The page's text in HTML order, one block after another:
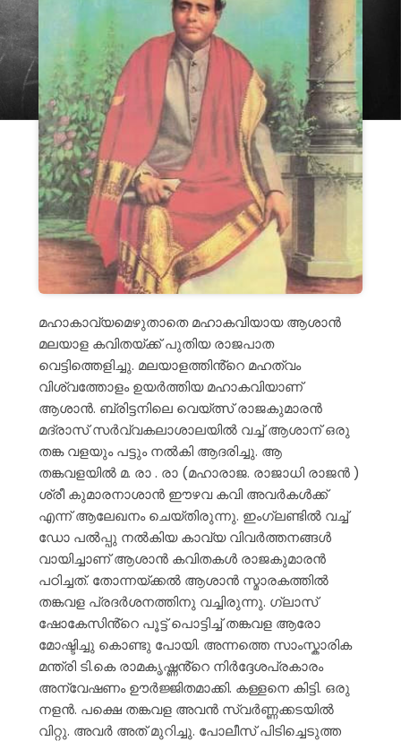
മഹാകാവ്യമെഴുതാതെ മഹാകവിയായ ആശാൻ
മലയാള കവിതയ്ക്ക് പുതിയ രാജപാത
വെട്ടിത്തെളിച്ചു. മലയാളത്തിൻ്റെ മഹത്വം
വിശ്വത്തോളം ഉയർത്തിയ മഹാകവിയാണ്
ആശാന്‍. ബ്രിട്ടനിലെ വെയ്ത്സ് രാജകുമാരൻ
മദ്രാസ് സർവ്വകലാശാലയിൽ വച്ച് ആശാന് ഒരു
തങ്ക വളയും പട്ടും നൽകി ആദരിച്ചു. ആ
തങ്കവളയിൽ മ. രാ . രാ (മഹാരാജ. രാജാധി രാജൻ )
ശ്രീ കുമാരനാശാൻ ഈഴവ കവി അവർകൾക്ക്
എന്ന് ആലേഖനം ചെയ്തിരുന്നു. ഇംഗ്ലണ്ടിൽ വച്ച്
ഡോ പൽപ്പു നൽകിയ കാവ്യ വിവർത്തനങ്ങൾ
വായിച്ചാണ് ആശാൻ കവിതകൾ രാജകുമാരൻ
പഠിച്ചത്. തോന്നയ്ക്കൽ ആശാൻ സ്മാരകത്തിൽ
തങ്കവള പ്രദർശനത്തിനു വച്ചിരുന്നു. ഗ്ലാസ്
ഷോകേസിൻ്റെ പൂട്ട് പൊട്ടിച്ച് തങ്കവള ആരോ
മോഷ്ടിച്ചു കൊണ്ടു പോയി. അന്നത്തെ സാംസ്കാരിക
മന്ത്രി ടി.കെ രാമകൃഷ്ണൻ്റെ നിർദ്ദേശപ്രകാരം
അന്വേഷണം ഊർജ്ജിതമാക്കി. കള്ളനെ കിട്ടി. ഒരു
നളൻ. പക്ഷെ തങ്കവള അവൻ സ്വർണ്ണക്കടയിൽ
വിറ്റു. അവർ അത് മുറിച്ചു. പോലീസ് പിടിച്ചെടുത്ത